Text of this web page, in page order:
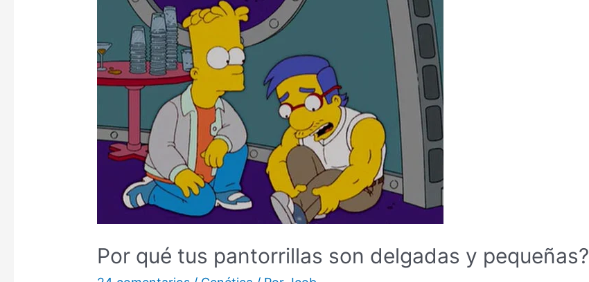
Por qué tus pantorrillas son delgadas y pequeñas?